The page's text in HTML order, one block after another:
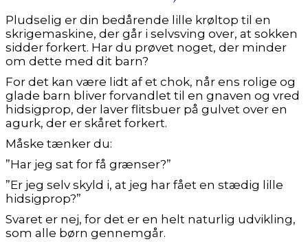
Pludselig er din bedårende lille krøltop til en
skrigemaskine, der går i selvsving over, at sokken
sidder forkert. Har du prøvet noget, der minder
om dette med dit barn?
For det kan være lidt af et chok, når ens rolige og
glade barn bliver forvandlet til en gnaven og vred
hidsigprop, der laver flitsbuer på gulvet over en
agurk, der er skåret forkert.
Måske tænker du:
”Har jeg sat for få grænser?”
”Er jeg selv skyld i, at jeg har fået en stædig lille
hidsigprop?”
Svaret er nej, for det er en helt naturlig udvikling,
som alle børn gennemgår.